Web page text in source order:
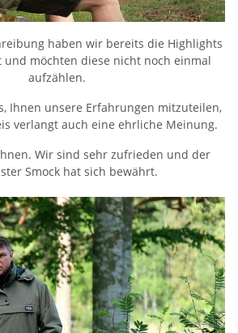
haben wir bereits die Highlights
und möchten diese nicht noch einmal
aufzählen.
Ihnen unsere Erfahrungen mitzuteilen,
verlangt auch eine ehrliche Meinung.
Wir sind sehr zufrieden und der
Smock hat sich bewährt.